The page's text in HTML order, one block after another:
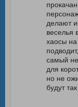
делают
веселья
хаосы
самый
для
но не
будут